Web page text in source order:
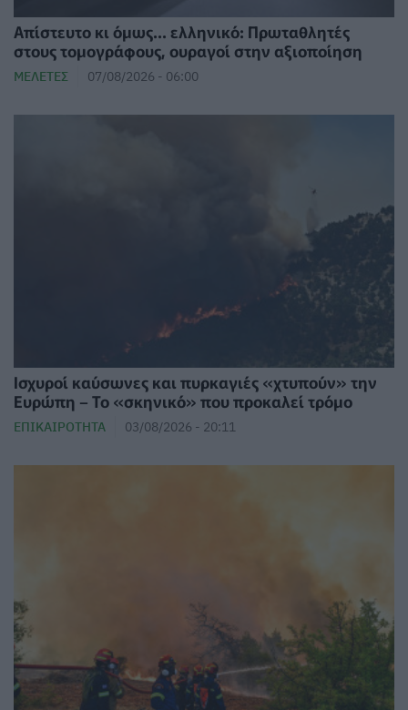
Απίστευτο κι όμως... ελληνικό: Πρωταθλητές
στους τομογράφους, ουραγοί στην αξιοποίηση
ΜΕΛΈΤΕΣ 07/08/2026 - 06:00
Ισχυροί καύσωνες και πυρκαγιές «χτυπούν» την
Ευρώπη – Το «σκηνικό» που προκαλεί τρόμο
ΕΠΙΚΑΙΡΌΤΗΤΑ 03/08/2026 - 20:11